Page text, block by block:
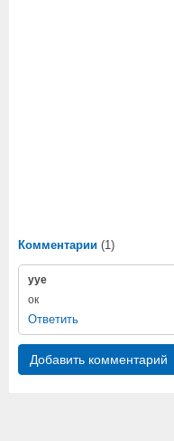
Комментарии (1)
ууе
ок
Ответить
Добавить комментарий